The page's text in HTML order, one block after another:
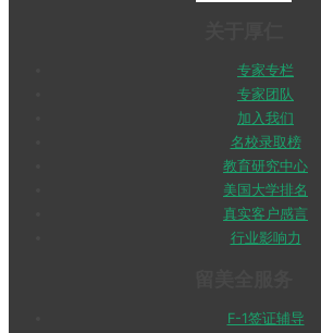
专家专栏
专家团队
加入我们
名校录取榜
教育研究中心
美国大学排名
真实客户感言
行业影响力
F-1签证辅导